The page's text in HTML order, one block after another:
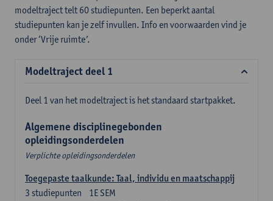
modeltraject telt 60 studiepunten. Een beperkt aantal
studiepunten kan je zelf invullen. Info en voorwaarden vind je
onder ‘Vrije ruimte’.
Modeltraject deel 1
Deel 1 van het modeltraject is het standaard startpakket.
Algemene disciplinegebonden
opleidingsonderdelen
Verplichte opleidingsonderdelen
Toegepaste taalkunde: Taal, individu en maatschappij
1E SEM
3 studiepunten